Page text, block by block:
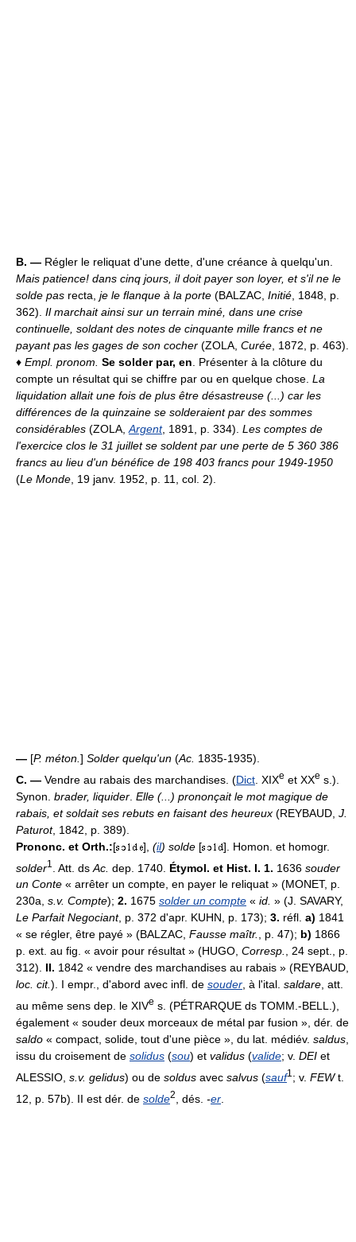
B. — Régler le reliquat d'une dette, d'une créance à quelqu'un.
Mais patience! dans cinq jours, il doit payer son loyer, et s'il ne le
solde pas recta, je le flanque à la porte (BALZAC, Initié , 1848, p.
362). Il marchait ainsi sur un terrain miné, dans une crise
continuelle, soldant des notes de cinquante mille francs et ne
payant pas les gages de son cocher (ZOLA, Curée , 1872, p. 463).
♦ Empl. pronom. Se solder par, en . Présenter à la clôture du
compte un résultat qui se chiffre par ou en quelque chose. La
liquidation allait une fois de plus être désastreuse (...) car les
différences de la quinzaine se solderaient par des sommes
considérables (ZOLA, Argent, 1891, p. 334). Les comptes de
l'exercice clos le 31 juillet se soldent par une perte de 5 360 386
francs au lieu d'un bénéfice de 198 403 francs pour 1949-1950
(Le Monde , 19 janv. 1952, p. 11, col. 2).
— [P. méton. ] Solder quelqu'un (Ac. 1835-1935).
C. — Vendre au rabais des marchandises. (Dict . XIXe et XXe s.).
Synon. brader, liquider Elle (...) prononçait le mot magique de
rabais, et soldait ses rebuts en faisant des heureux (REYBAUD, J.
Paturot, 1842, p. 389).
Prononc. et Orth.:[ ], (il) solde [
]. Homon. et homogr.
solder1 . Att. ds Ac. dep. 1740. Étymol. et Hist. I. 1. 1636 souder
un Conte « arrêter un compte, en payer le reliquat » (MONET, p.
230a, s.v. Compte); 2. 1675 solder un compte « id. » (J. SAVARY,
Le Parfait Negociant, p. 372 d'apr. KUHN, p. 173); 3. réfl. a) 1841
« se régler, être payé » (BALZAC, Fausse maîtr., p. 47); b) 1866
p. ext. au fig. « avoir pour résultat » (HUGO, Corresp., 24 sept., p.
312). II. 1842 « vendre des marchandises au rabais » (REYBAUD,
loc. cit.). I empr., d'abord avec infl. de souder, à l'ital. saldare, att.
au même sens dep. le XIVe s. (PÉTRARQUE ds TOMM.-BELL.),
également « souder deux morceaux de métal par fusion », dér. de
saldo « compact, solide, tout d'une pièce », du lat. médiév. saldus
issu du croisement de solidus (sou) et validus (valide; v. DEI et
ALESSIO, s.v. gelidus) ou de soldus avec salvus (sauf1 ; v. FEWt.
12, p. 57b). II est dér. de solde2 , dés. -er